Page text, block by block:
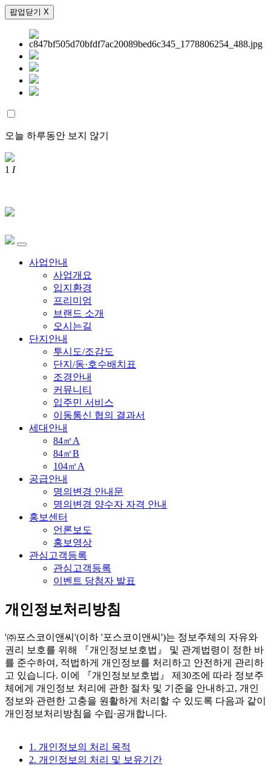
팝업닫기 X
오늘 하루동안 보지 않기
1 I
사업안내
사업개요
입지환경
프리미엄
브랜드 소개
오시는길
단지안내
투시도/조감도
단지/동·호수배치표
조경안내
커뮤니티
입주민 서비스
이동통신 협의 결과서
세대안내
84㎡A
84㎡B
104㎡A
공급안내
명의변경 안내문
명의변경 양수자 자격 안내
홍보센터
언론보도
홍보영상
관심고객등록
관심고객등록
이벤트 당첨자 발표
개인정보처리방침
'㈜포스코이앤씨'(이하 '포스코이앤씨')는 정보주체의 자유와
권리 보호를 위해 『개인정보보호법』 및 관계법령이 정한 바
를 준수하여, 적법하게 개인정보를 처리하고 안전하게 관리하
고 있습니다. 이에 『개인정보보호법』 제30조에 따라 정보주
체에게 개인정보 처리에 관한 절차 및 기준을 안내하고, 개인
정보와 관련한 고충을 원활하게 처리할 수 있도록 다음과 같이
개인정보처리방침을 수립∙공개합니다.
1. 개인정보의 처리 목적
2. 개인정보의 처리 및 보유기간